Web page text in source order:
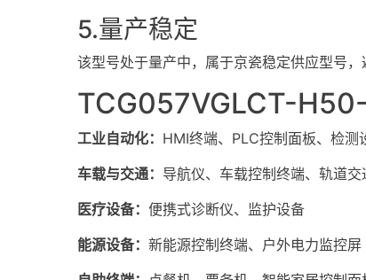
5.量产稳定
该型号处于量产中，属于京瓷稳定供应型号，
TCG057VGLCT-
工业自动化： HMI终端、PLC控制面板、检测
车载与交通： 导航仪、车载控制终端、 轨道交
医疗设备： 便携式诊断仪、监护设备
能源设备： 新能源控制终端、户外电力监控屏